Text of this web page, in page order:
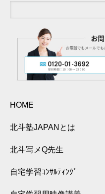
HOME
北斗塾JAPANとは
北斗写メQ先生
自宅学習ｺﾝｻﾙﾃｨﾝｸﾞ